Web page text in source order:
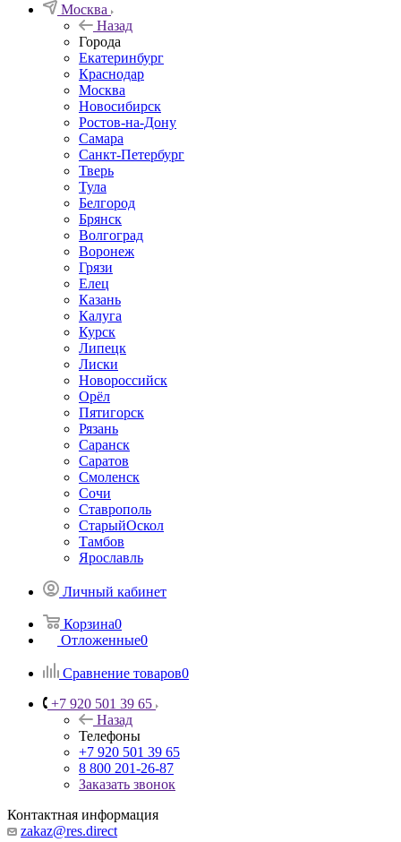
Москва
Назад
Города
Екатеринбург
Краснодар
Москва
Новосибирск
Ростов-на-Дону
Самара
Санкт-Петербург
Тверь
Тула
Белгород
Брянск
Волгоград
Воронеж
Грязи
Елец
Казань
Калуга
Курск
Липецк
Лиски
Новороссийск
Орёл
Пятигорск
Рязань
Саранск
Саратов
Смоленск
Сочи
Ставрополь
СтарыйОскол
Тамбов
Ярославль
Личный кабинет
Корзина0
Отложенные0
Сравнение товаров0
+7 920 501 39 65
Назад
Телефоны
+7 920 501 39 65
8 800 201-26-87
Заказать звонок
Контактная информация
zakaz@res.direct